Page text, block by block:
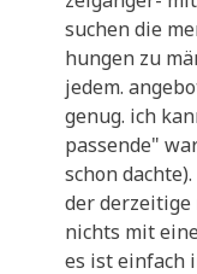
suchen die
hun­gen zu
jedem.
genug. ich
pas­sen­de"
schon dachte).
der der­zei­ti­ge
nichts mit
es ist ein­fach